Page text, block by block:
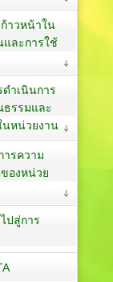
าวหน้าใน
และการใช้
ำเนินการ
ธรรมและ
นหน่วยงาน
ารความ
ของหน่วย
ปสู่การ